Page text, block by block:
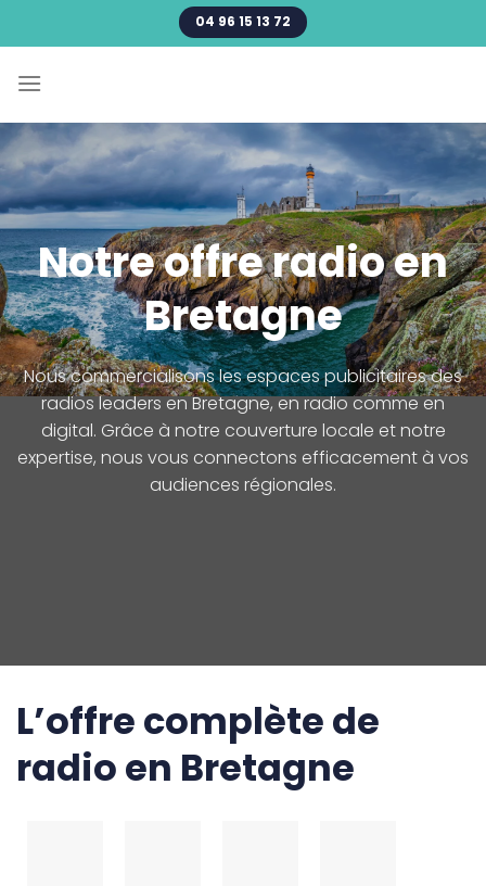
au
04 96 15 13 72
Notre offre radio en
Bretagne
Nous commercialisons les espaces publicitaires des
radios leaders en Bretagne, en radio comme en
digital. Grâce à notre couverture locale et notre
expertise, nous vous connectons efficacement à vos
audiences régionales.
L’offre complète de
radio en Bretagne